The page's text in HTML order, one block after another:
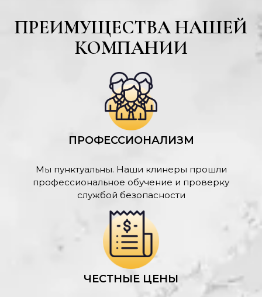
ПРЕИМУЩЕСТВА НАШЕЙ
КОМПАНИИ
ПРОФЕССИОНАЛИЗМ
Мы пунктуальны. Наши клинеры прошли
профессиональное обучение и проверку
службой безопасности
ЧЕСТНЫЕ ЦЕНЫ